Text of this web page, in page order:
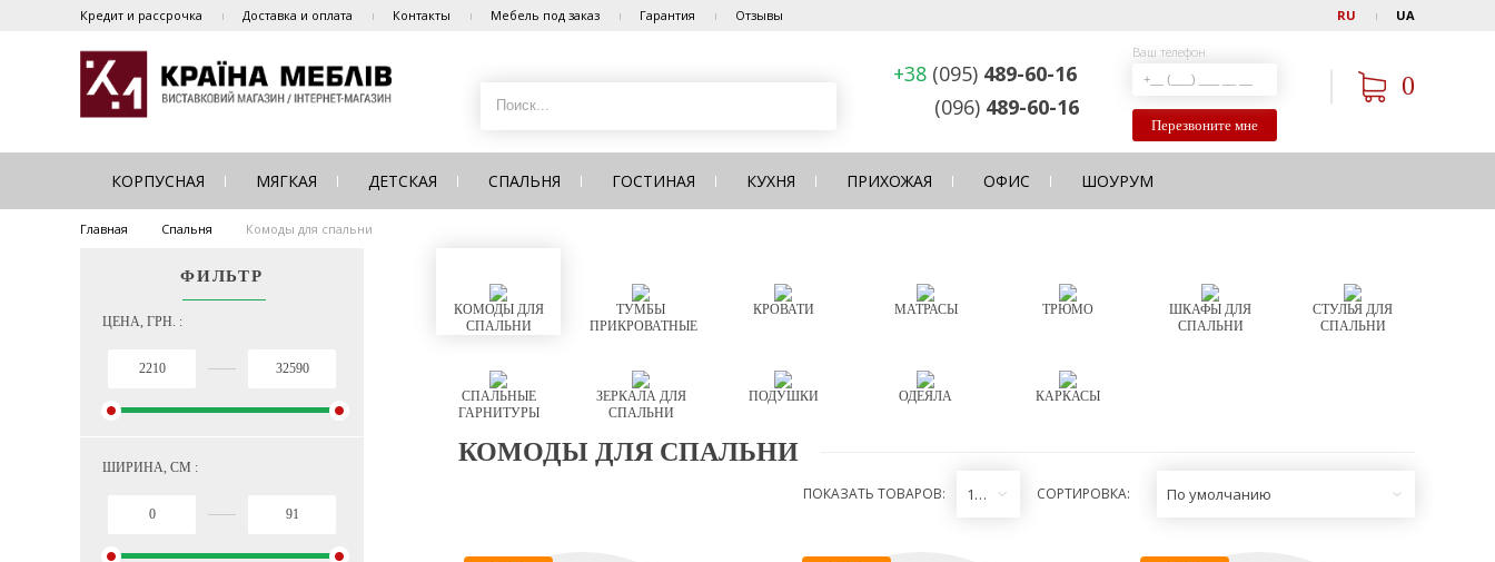
Кредит и рассрочка Доставка и оплата Контакты Мебель под заказ Гарантия Отзывы RU UA
+38 (095) 489-60-16
(096) 489-60-16
Ваш телефон
Перезвоните мне
0
КОРПУСНАЯ МЯГКАЯ ДЕТСКАЯ СПАЛЬНЯ ГОСТИНАЯ КУХНЯ ПРИХОЖАЯ ОФИС ШОУРУМ
Главная Спальня Комоды для спальни
ФИЛЬТР
ЦЕНА, ГРН. :
ШИРИНА, СМ :
КОМОДЫ ДЛЯ
СПАЛЬНИ
ТУМБЫ
ПРИКРОВАТНЫЕ
КРОВАТИ МАТРАСЫ ТРЮМО
ШКАФЫ ДЛЯ
СПАЛЬНИ
СТУЛЬЯ ДЛЯ
СПАЛЬНИ
СПАЛЬНЫЕ
ГАРНИТУРЫ
ЗЕРКАЛА ДЛЯ
СПАЛЬНИ
ПОДУШКИ ОДЕЯЛА КАРКАСЫ
КОМОДЫ ДЛЯ СПАЛЬНИ
ПОКАЗАТЬ ТОВАРОВ: 12 СОРТИРОВКА: По умолчанию